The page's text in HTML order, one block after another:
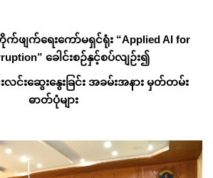
ျက်ရေးကော်မရှင်ရုံး “Applied AI for
ခေါင်းစဉ်နှင့်စပ်လျဉ်း၍
င်းဆွေးနွေးခြင်း အခမ်းအနား မှတ်တမ်း
ဓာတ်ပုံများ